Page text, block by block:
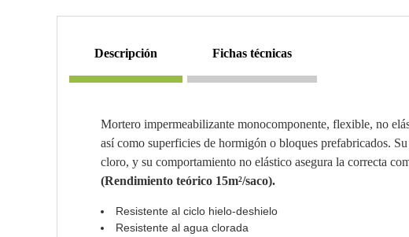
descripción fichas técnicas
Mortero impermeabilizante monocomponente, flexible, no
así como superficies de hormigón o bloques prefabricados.
cloro, y su comportamiento no elástico asegura la correcta
(Rendimiento teórico 15m²/saco).
Resistente al ciclo hielo-deshielo
Resistente al agua clorada